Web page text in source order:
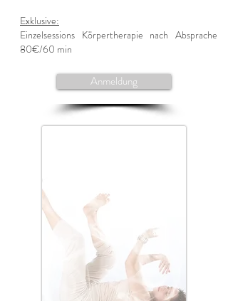
Exklusive:
Einzelsessions Körpertherapie nach Absprache
80€/60 min
Anmeldung